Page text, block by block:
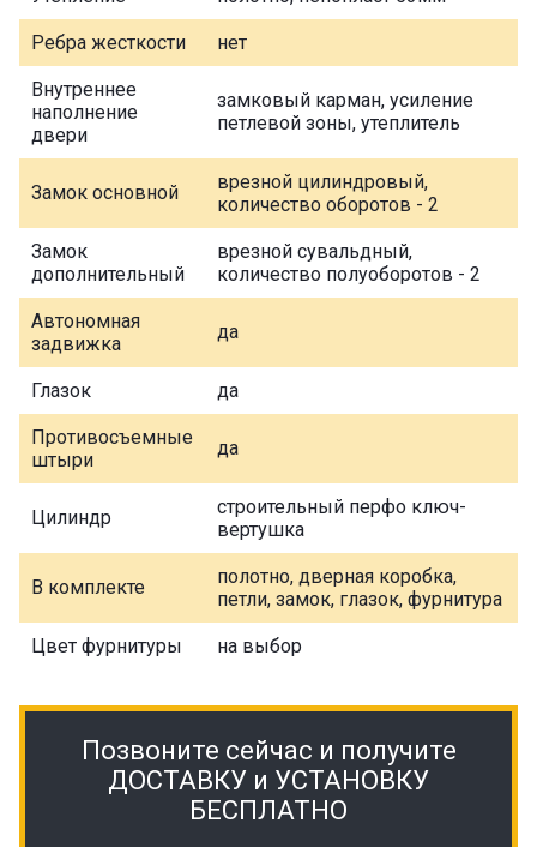
Ребра жесткости нет
Внутреннее
наполнение
двери
замковый карман, усиление
петлевой зоны, утеплитель
Замок основной
врезной цилиндровый,
количество оборотов - 2
Замок
дополнительный
врезной сувальдный,
количество полуоборотов - 2
Автономная
задвижка
да
Глазок да
Противосъемные
штыри
да
Цилиндр
строительный перфо ключ-
вертушка
В комплекте
полотно, дверная коробка,
петли, замок, глазок, фурнитура
Цвет фурнитуры на выбор
Позвоните сейчас и получите
ДОСТАВКУ и УСТАНОВКУ
БЕСПЛАТНО